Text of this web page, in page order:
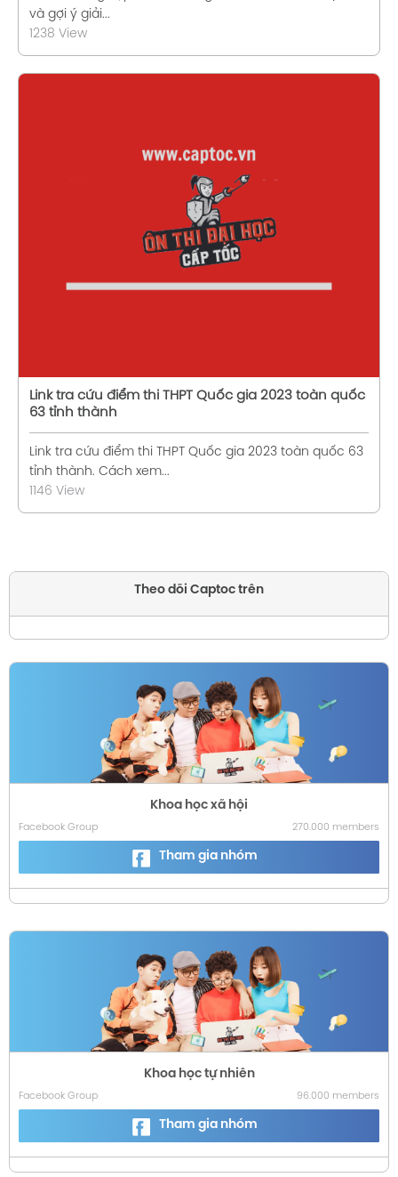
và gợi ý giải...
1238 View
Xem chi tiết
Link tra cứu điểm thi THPT Quốc gia 2023 toàn quốc
63 tỉnh thành
Link tra cứu điểm thi THPT Quốc gia 2023 toàn quốc 63
tỉnh thành. Cách xem...
1146 View
Theo dõi Captoc trên
Khoa học xã hội
Facebook Group 270.000 members
Tham gia nhóm
Khoa học tự nhiên
Facebook Group 96.000 members
Tham gia nhóm